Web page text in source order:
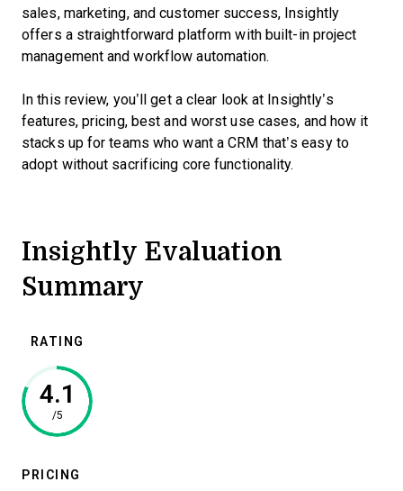
sales, marketing, and customer success, Insightly
offers a straightforward platform with built-in project
management and workflow automation.
In this review, you’ll get a clear look at Insightly’s
features, pricing, best and worst use cases, and how it
stacks up for teams who want a CRM that’s easy to
adopt without sacrificing core functionality.
Insightly Evaluation
Summary
RATING
4.1
/5
PRICING